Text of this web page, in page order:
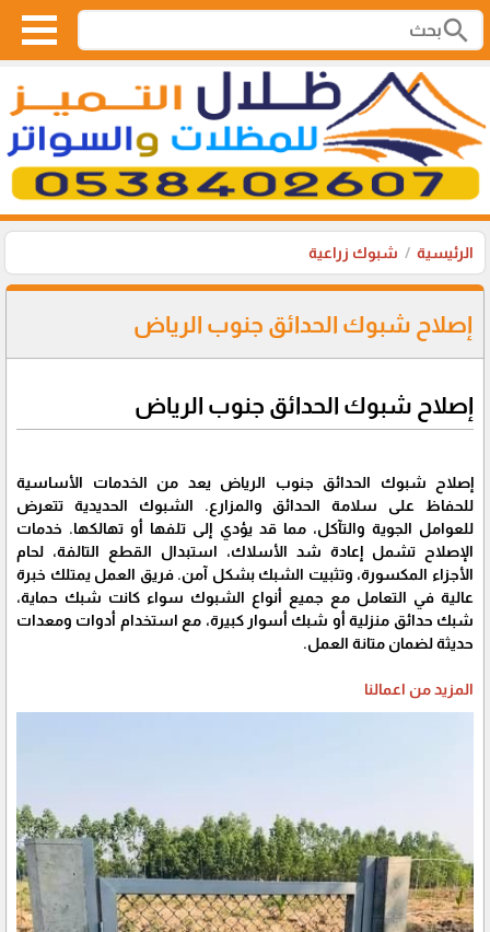
search
الرئيسية شبوك زراعية
إصلاح شبوك الحدائق جنوب الرياض
إصلاح شبوك الحدائق جنوب الرياض
إصلاح شبوك الحدائق جنوب الرياض يعد من الخدمات الأساسية
للحفاظ على سلامة الحدائق والمزارع. الشبوك الحديدية تتعرض
للعوامل الجوية والتآكل، مما قد يؤدي إلى تلفها أو تهالكها. خدمات
الإصلاح تشمل إعادة شد الأسلاك، استبدال القطع التالفة، لحام
الأجزاء المكسورة، وتثبيت الشبك بشكل آمن. فريق العمل يمتلك خبرة
عالية في التعامل مع جميع أنواع الشبوك سواء كانت شبك حماية،
شبك حدائق منزلية أو شبك أسوار كبيرة، مع استخدام أدوات ومعدات
حديثة لضمان متانة العمل.
المزيد من اعمالنا